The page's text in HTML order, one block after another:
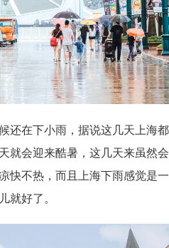
还在下小雨，据说这几天上海
就会迎来酷暑，这几天来虽然
快不热，而且上海下雨感觉是
就好了。